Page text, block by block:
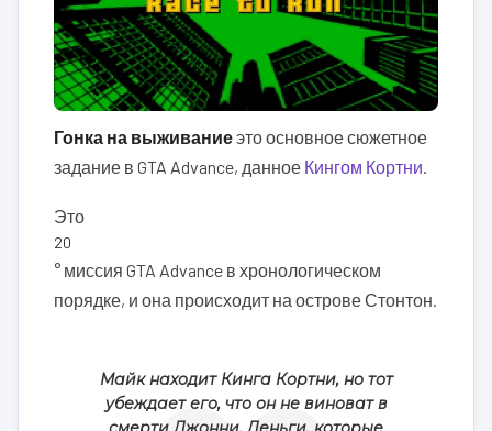
Гонка на выживаниеэто основное сюжетное
задание в GTA Advance, данное Кингом Кортни.
Это
20
° миссия GTA Advance в хронологическом
порядке, и она происходит на острове Стонтон.
Майк находит Кинга Кортни, но тот
убеждает его, что он не виноват в